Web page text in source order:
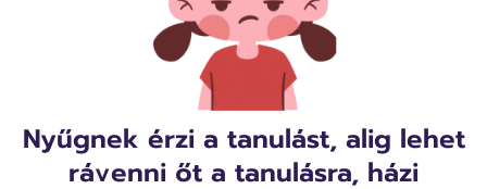
Nyűgnek érzi a tanulást, alig lehet
rávenni őt a tanulásra, házi